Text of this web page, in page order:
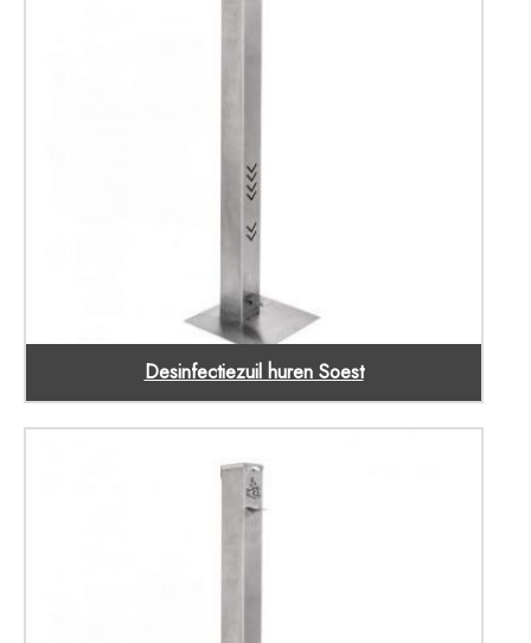
Desinfectiezuil huren Soest